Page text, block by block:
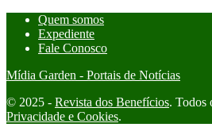
Quem somos
Expediente
Fale Conosco
Mídia Garden - Portais de Notícias
© 2025 - Revista dos Benefícios. Todos
Privacidade e Cookies.